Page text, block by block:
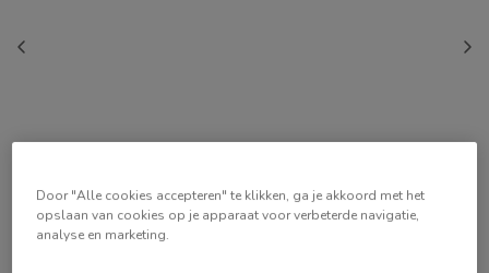
Door "Alle cookies accepteren" te klikken, ga je akkoord met het
opslaan van cookies op je apparaat voor verbeterde navigatie,
analyse en marketing.